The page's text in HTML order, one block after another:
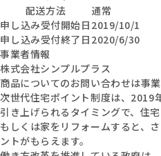
配送方法
通常
申し込み受付開始日 2019/10/1
申し込み受付終了日 2020/6/30
事業者情報
株式会社シンプルプラス
商品についてのお問い合わせは事
次世代住宅ポイント制度は、2019
引き上げられるタイミングで、住宅
もしくは家をリフォームすると、
ントがもらえます。